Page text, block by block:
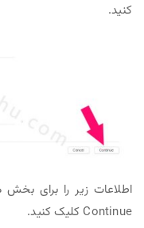
کنید.
اطلاعات زیر را برای
Continue کلیک کنید.